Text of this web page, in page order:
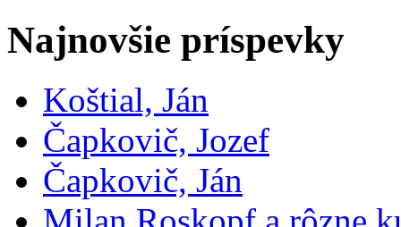
Najnovšie príspevky
Koštial, Ján
Čapkovič, Jozef
Čapkovič, Ján